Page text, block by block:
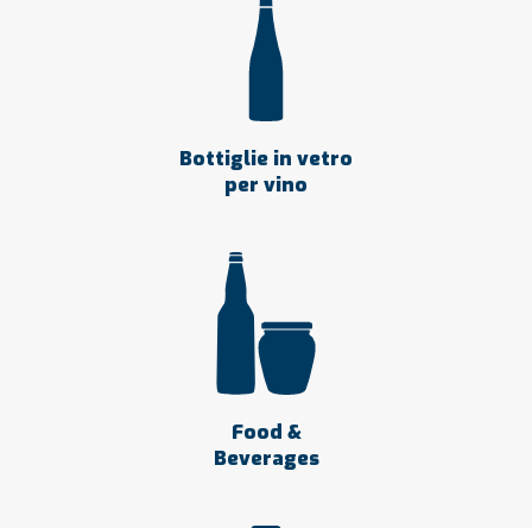
Bottiglie in vetro
per vino
Food &
Beverages